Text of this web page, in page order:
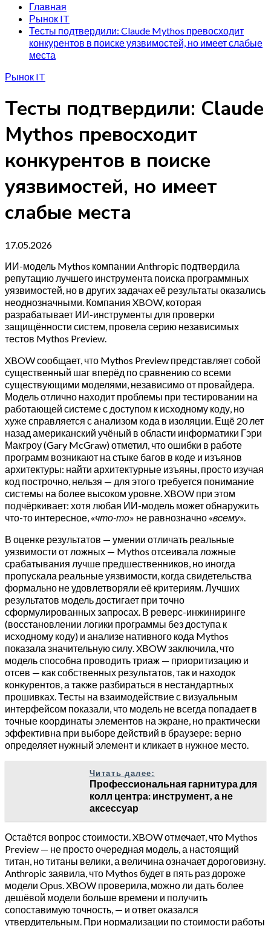
Главная
Рынок IT
Тесты подтвердили: Claude Mythos превосходит
конкурентов в поиске уязвимостей, но имеет слабые
места
Рынок IT
Тесты подтвердили: Claude
Mythos превосходит
конкурентов в поиске
уязвимостей, но имеет
слабые места
17.05.2026
ИИ-модель Mythos компании Anthropic подтвердила
репутацию лучшего инструмента поиска программных
уязвимостей, но в других задачах её результаты оказались
неоднозначными. Компания XBOW, которая
разрабатывает ИИ-инструменты для проверки
защищённости систем, провела серию независимых
тестов Mythos Preview.
XBOW сообщает, что Mythos Preview представляет собой
существенный шаг вперёд по сравнению со всеми
существующими моделями, независимо от провайдера.
Модель отлично находит проблемы при тестировании на
работающей системе с доступом к исходному коду, но
хуже справляется с анализом кода в изоляции. Ещё 20 лет
назад американский учёный в области информатики Гэри
Макгроу (Gary McGraw) отметил, что ошибки в работе
программ возникают на стыке багов в коде и изъянов
архитектуры: найти архитектурные изъяны, просто изучая
код построчно, нельзя — для этого требуется понимание
системы на более высоком уровне. XBOW при этом
подчёркивает: хотя любая ИИ-модель может обнаружить
что-то интересное, «что-то» не равнозначно «всему».
В оценке результатов — умении отличать реальные
уязвимости от ложных — Mythos отсеивала ложные
срабатывания лучше предшественников, но иногда
пропускала реальные уязвимости, когда свидетельства
формально не удовлетворяли её критериям. Лучших
результатов модель достигает при точно
сформулированных запросах. В реверс-инжиниринге
(восстановлении логики программы без доступа к
исходному коду) и анализе нативного кода Mythos
показала значительную силу. XBOW заключила, что
модель способна проводить триаж — приоритизацию и
отсев — как собственных результатов, так и находок
конкурентов, а также разбираться в нестандартных
прошивках. Тесты на взаимодействие с визуальным
интерфейсом показали, что модель не всегда попадает в
точные координаты элементов на экране, но практически
эффективна при выборе действий в браузере: верно
определяет нужный элемент и кликает в нужное место.
Читать далее:
Профессиональная гарнитура для
колл центра: инструмент, а не
аксессуар
Остаётся вопрос стоимости. XBOW отмечает, что Mythos
Preview — не просто очередная модель, а настоящий
титан, но титаны велики, а величина означает дороговизну.
Anthropic заявила, что Mythos будет в пять раз дороже
модели Opus. XBOW проверила, можно ли дать более
дешёвой модели больше времени и получить
сопоставимую точность, — и ответ оказался
утвердительным. При нормализации по стоимости работы